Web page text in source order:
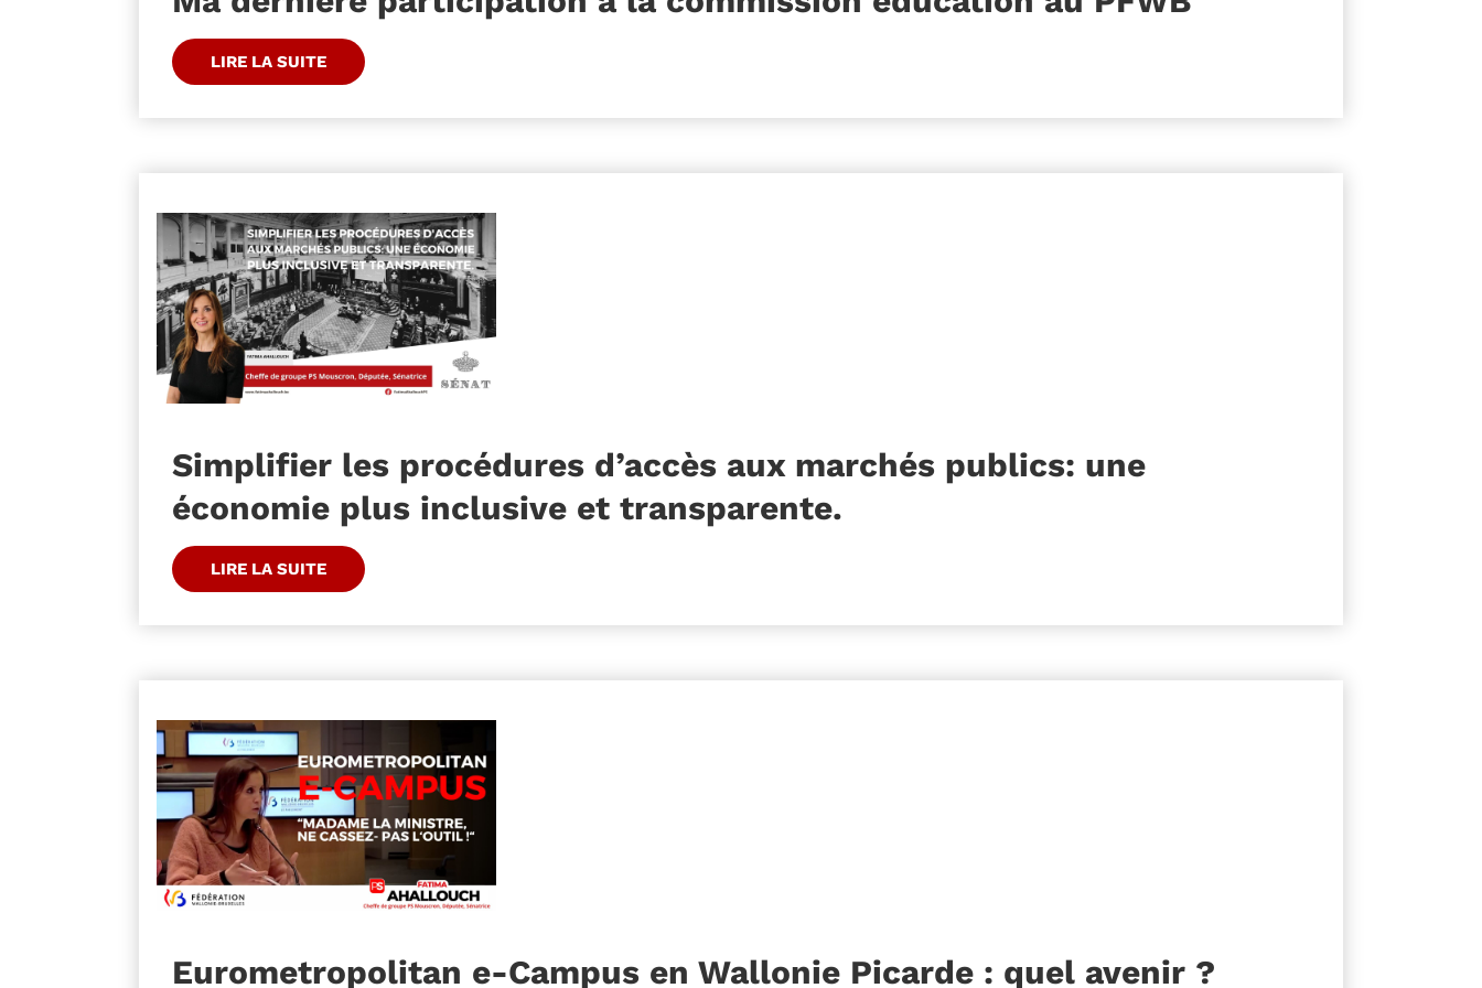
LIRE LA SUITE
Simplifier les procédures d’accès aux marchés publics: une
économie plus inclusive et transparente.
LIRE LA SUITE
Eurometropolitan e-Campus en Wallonie Picarde : quel avenir ?